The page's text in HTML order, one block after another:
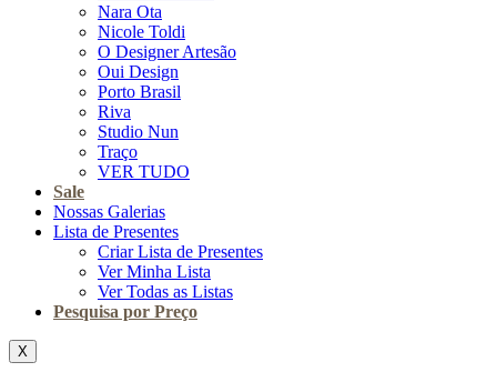
Nara Ota
Nicole Toldi
O Designer Artesão
Oui Design
Porto Brasil
Riva
Studio Nun
Traço
VER TUDO
Sale
Nossas Galerias
Lista de Presentes
Criar Lista de Presentes
Ver Minha Lista
Ver Todas as Listas
Pesquisa por Preço
X